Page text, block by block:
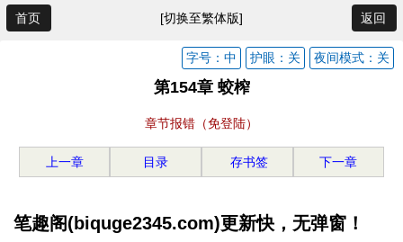
首页 [切换至繁体版] 返回
夜间模式：关
护眼：关
字号：中
第154章 蛟榨
章节报错（免登陆）
上一章 目录 存书签 下一章
笔趣阁(biquge2345.com)更新快，无弹窗！